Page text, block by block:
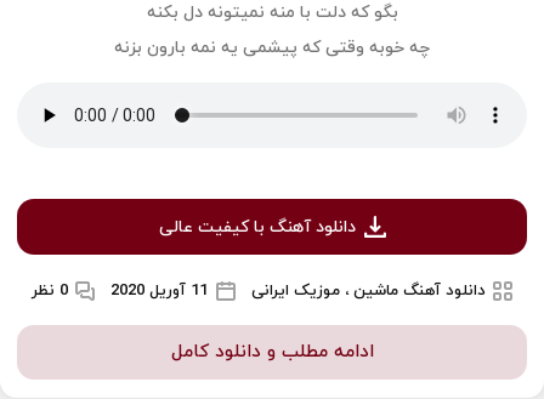
بگو که دلت با منه نمیتونه دل بکنه
چه خوبه وقتی که پیشمی یه نمه بارون بزنه
دانلود آهنگ با کیفیت عالی
دانلود آهنگ ماشین ، موزیک ایرانی 11 آوریل 2020 0 نظر
ادامه مطلب و دانلود کامل